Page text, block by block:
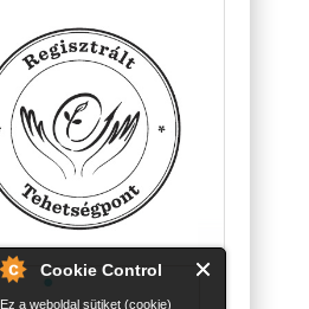
Cookie Control
Ez a weboldal sütiket (cookie)